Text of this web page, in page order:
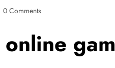
0 Comments